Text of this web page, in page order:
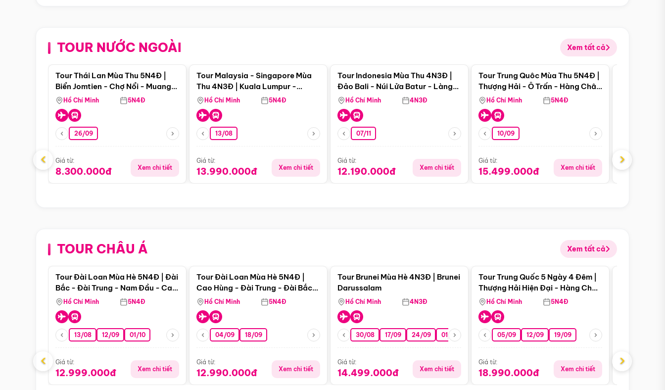
TOUR NƯỚC NGOÀI Xem tất cả
Điểm nổi bật
Tour Thái Lan Mùa Thu 5N4Đ |
Biển Jomtien - Chợ Nổi - Muang
Boran - Suanthai
Hồ Chí Minh 5N4Đ
26/09
Giá từ:
8.300.000đ Xem chi tiết
Tour Malaysia - Singapore Mùa
Thu 4N3Đ | Kuala Lumpur -
Malacca - Johor Baru -
Singapore
Hồ Chí Minh 5N4Đ
13/08
Giá từ:
13.990.000đ Xem chi tiết
Tour Indonesia Mùa Thu 4N3Đ |
Đảo Bali - Núi Lửa Batur - Làng
Penglipuran
Hồ Chí Minh 4N3Đ
07/11
Giá từ:
12.190.000đ Xem chi tiết
Điểm nổi bật
Tour Trung Quôc Mùa Thu 5N4Đ |
Thượng Hải - Ô Trấn - Hàng Châu
(Tour Không Shopping)
Hồ Chí Minh 5N4Đ
10/09
Giá từ:
15.499.000đ Xem chi tiết
Giá từ:
‹ ›
TOUR CHÂU Á Xem tất cả
Điểm nổi bật
Tour Đài Loan Mùa Hè 5N4Đ | Đài
Bắc - Đài Trung - Nam Đầu - Cao
Hùng ( Bay Vn)
Hồ Chí Minh 5N4Đ
13/08 12/09 01/10
Giá từ:
12.999.000đ Xem chi tiết
Tour Đài Loan Mùa Hè 5N4Đ |
Cao Hùng - Đài Trung - Đài Bắc
(Bay Vj)
Hồ Chí Minh 5N4Đ
04/09 18/09
Giá từ:
12.990.000đ Xem chi tiết
Tour Brunei Mùa Hè 4N3Đ | Brunei
Darussalam
Hồ Chí Minh 4N3Đ
30/08 17/09 24/09 01/10 15/10 29/10
Giá từ:
14.499.000đ Xem chi tiết
Điểm nổi bật
Tour Trung Quốc 5 Ngày 4 Đêm |
Thượng Hải Hiện Đại - Hàng Châu
Nên Thơ - Ô Trấn Cổ Kính
Hồ Chí Minh 5N4Đ
05/09 12/09 19/09
Giá từ:
18.990.000đ Xem chi tiết
Giá từ:
‹ ›